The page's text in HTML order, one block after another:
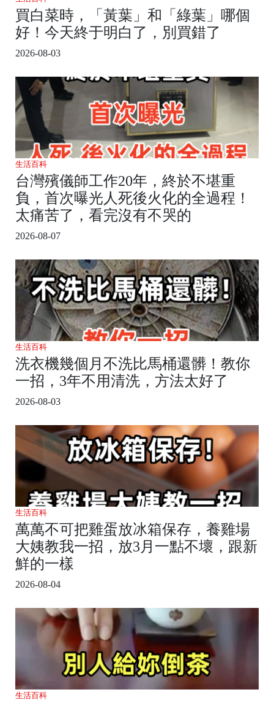
買白菜時，「黃葉」和「綠葉」哪個
好！今天終于明白了，別買錯了
2026-08-03
生活百科
台灣殯儀師工作20年，終於不堪重
負，首次曝光人死後火化的全過程！
太痛苦了，看完沒有不哭的
2026-08-07
生活百科
洗衣機幾個月不洗比馬桶還髒！教你
一招，3年不用清洗，方法太好了
2026-08-03
生活百科
萬萬不可把雞蛋放冰箱保存，養雞場
大姨教我一招，放3月一點不壞，跟新
鮮的一樣
2026-08-04
生活百科